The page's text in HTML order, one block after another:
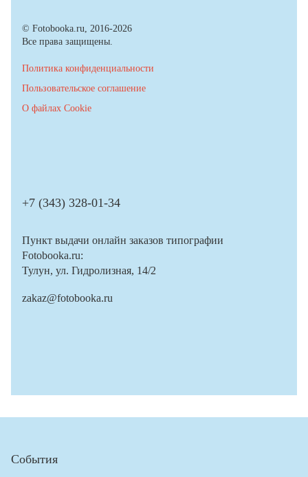
© Fotobooka.ru, 2016-2026
Все права защищены.
Политика конфиденциальности
Пользовательское соглашение
О файлах Cookie
+7 (343) 328-01-34
Пункт выдачи онлайн заказов типографии
Fotobooka.ru:
Тулун, ул. Гидролизная, 14/2
zakaz@fotobooka.ru
События